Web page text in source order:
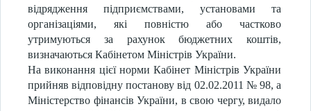
відрядження підприємствами, установами та
організаціями, які повністю або частково
утримуються за рахунок бюджетних коштів,
визначаються Кабінетом Міністрів України.
На виконання цієї норми Кабінет Міністрів України
прийняв відповідну постанову від 02.02.2011 № 98, а
Міністерство фінансів України, в свою чергу, видало